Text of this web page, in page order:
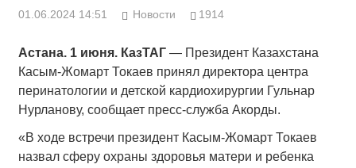
01.06.2024 14:51 Новости 1914
Астана. 1 июня. КазТАГ— Президент Казахстана
Касым-Жомарт Токаев принял директора центра
перинатологии и детской кардиохирургии Гульнар
Нурланову, сообщает пресс-служба Акорды.
«В ходе встречи президент Касым-Жомарт Токаев
назвал сферу охраны здоровья матери и ребенка